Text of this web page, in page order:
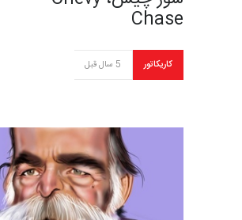
Chase
کاریکاتور 5 سال قبل